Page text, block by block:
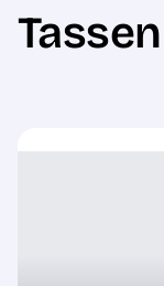
Sublimatie
Tassen